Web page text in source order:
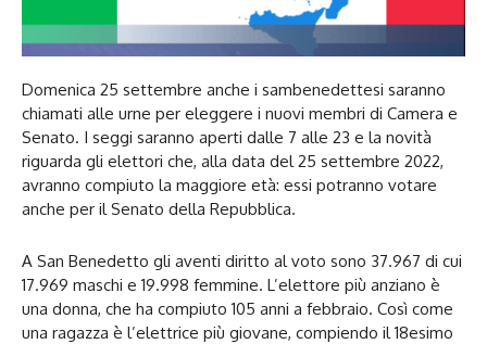
Domenica 25 settembre anche i sambenedettesi saranno
chiamati alle urne per eleggere i nuovi membri di Camera e
Senato. I seggi saranno aperti dalle 7 alle 23 e la novità
riguarda gli elettori che, alla data del 25 settembre 2022,
avranno compiuto la maggiore età: essi potranno votare
anche per il Senato della Repubblica.
A San Benedetto gli aventi diritto al voto sono 37.967 di cui
17.969 maschi e 19.998 femmine. L’elettore più anziano è
una donna, che ha compiuto 105 anni a febbraio. Così come
una ragazza è l’elettrice più giovane, compiendo il 18esimo